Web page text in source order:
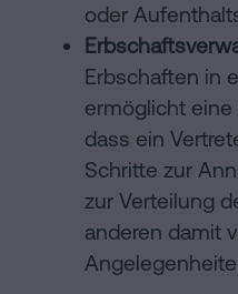
oder
Erbschaften in
ermöglicht eine
dass ein
Schritte zur
zur Verteilung
anderen damit